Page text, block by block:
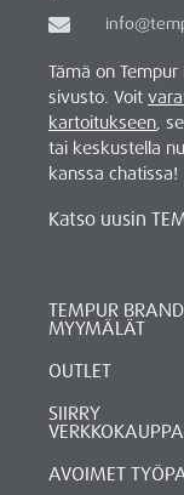
Tämä on
sivusto. Voit
kartoitukseen,
tai keskustella
kanssa chatissa!
Katso uusin
TEMPUR
MYYMÄLÄT
OUTLET
SIIRRY
AVOIMET